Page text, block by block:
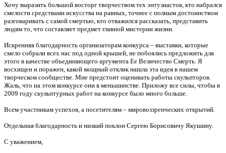
Хочу выразить большой восторг творчеством тех энтузиастов, кто набрался
смелости средствами искусства на равных, точнее с полным достоинством
разговаривать с самой смертью, кто отважился рассказать, представить
людям то, что составляет предмет главной мистерии жизни.
Искренняя благодарность организаторам конкурса – выставки, которые
смело собрали всех нас под одной крышей, не побоялись предложить для
этого в качестве объединяющего аргумента Ее Величество Смерть. Я
восхищен и поражен, какой мощный отклик нашла эта идея в нашем
творческом сообществе. Мне предстоит оценивать работы скульпторов.
Жаль, что на этом конкурсе они в меньшинстве. Приложу все силы, чтобы в
2009 году скульптурных работ на конкурсе было много больше.
Всем участникам успехов, а посетителям – мировоззренческих открытий.
Отдельная благодарность и низкий поклон Сергею Борисовичу Якушину.
С уважением,